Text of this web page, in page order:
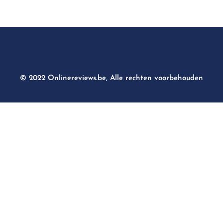
© 2022 Onlinereviews.be, Alle rechten voorbehouden